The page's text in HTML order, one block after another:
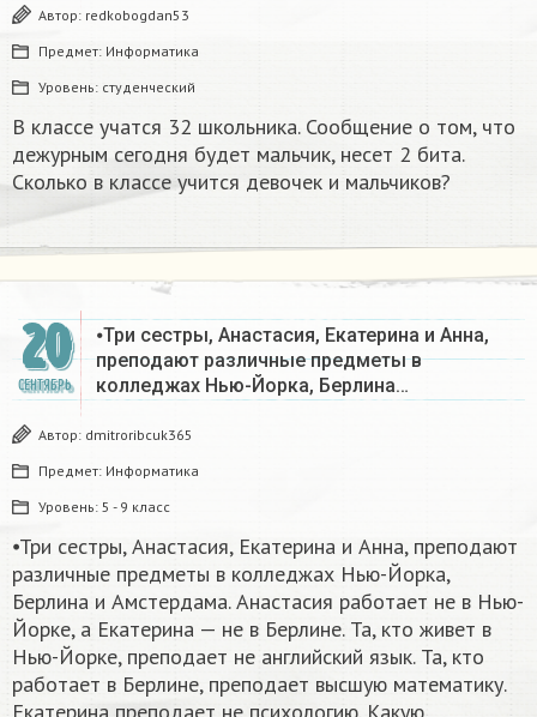
Автор: redkobogdan53
Предмет: Информатика
Уровень: студенческий
В классе учатся 32 школьника. Сообщение о том, что
дежурным сегодня будет мальчик, несет 2 бита.
Сколько в классе учится девочек и мальчиков?
20
СЕНТЯБРЬ
⦁Три сестры, Анастасия, Екатерина и Анна,
преподают различные предметы в
колледжах Нью-Йорка, Берлина…
Автор: dmitroribcuk365
Предмет: Информатика
Уровень: 5 - 9 класс
⦁Три сестры, Анастасия, Екатерина и Анна, преподают
различные предметы в колледжах Нью-Йорка,
Берлина и Амстердама. Анастасия работает не в Нью-
Йорке, а Екатерина — не в Берлине. Та, кто живет в
Нью-Йорке, преподает не английский язык. Та, кто
работает в Берлине, преподает высшую математику.